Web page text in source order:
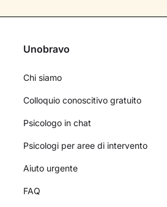
Unobravo
Chi siamo
Colloquio conoscitivo gratuito
Psicologo in chat
Psicologi per aree di intervento
Aiuto urgente
FAQ